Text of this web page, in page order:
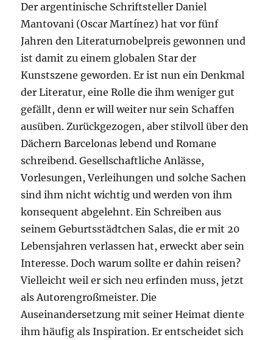
Der argentinische Schriftsteller Daniel
Mantovani (Oscar Martínez) hat vor fünf
Jahren den Literaturnobelpreis gewonnen und
ist damit zu einem globalen Star der
Kunstszene geworden. Er ist nun ein Denkmal
der Literatur, eine Rolle die ihm weniger gut
gefällt, denn er will weiter nur sein Schaffen
ausüben. Zurückgezogen, aber stilvoll über den
Dächern Barcelonas lebend und Romane
schreibend. Gesellschaftliche Anlässe,
Vorlesungen, Verleihungen und solche Sachen
sind ihm nicht wichtig und werden von ihm
konsequent abgelehnt. Ein Schreiben aus
seinem Geburtsstädtchen Salas, die er mit 20
Lebensjahren verlassen hat, erweckt aber sein
Interesse. Doch warum sollte er dahin reisen?
Vielleicht weil er sich neu erfinden muss, jetzt
als Autorengroßmeister. Die
Auseinandersetzung mit seiner Heimat diente
ihm häufig als Inspiration. Er entscheidet sich